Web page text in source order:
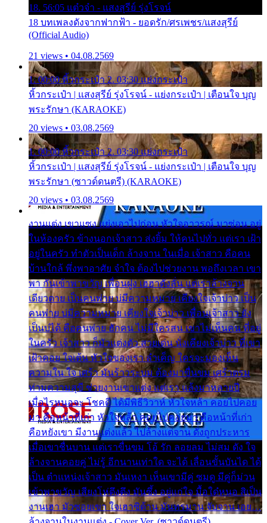
18. 56:05 แต๋วจ๋า - แสงสุรีย์ รุ่งโรจน์
18 บทเพลงดังจากฟากฟ้า - ยอดรัก/ศรเพชร/แสงสุรีย์
(Official Audio)
21 views • 04.08.2569
1. 00:00 หิ้วกระเป๋า 2. 03:30 แย่งกระเป๋า
หิ้วกระเป๋า | แสงสุรีย์ รุ่งโรจน์ - แย่งกระเป๋า | เตือนใจ บุญ
พระรักษา (KARAOKE)
20 views • 03.08.2569
1. 00:00 หิ้วกระเป๋า 2. 03:30 แย่งกระเป๋า
หิ้วกระเป๋า | แสงสุรีย์ รุ่งโรจน์ - แย่งกระเป๋า | เตือนใจ บุญ
พระรักษา (ซาวด์ดนตรี) (KARAOKE)
20 views • 03.08.2569
งานแต่ง เขาแซง แย่งเอาไปก่อน หัวใจอาวรณ์ มาซ่อน อยู่
ในห้องครัว ข้างนอกเจ้าสาว ส่งยิ้ม ให้คนไปทั่ว แต่เรา เฝ้า
อยู่ในครัว ทำตัวเป็นเด็ก ล้างจาน ในเมื่อ เจ้าสาว คือคน
บ้านใกล้ พึ่งพาอาศัย จำใจ ต้องไปช่วยงาน พอถึงเวลา เขา
พา กันเข้าพาขวัญ เพื่อนฝูง เฮฮาดังลั่น แต่เราล้างจาน
เดียวดาย เป็นคนพ่าย บ่มีความหมาย เคียงใจเจ้าบ่าว เป็น
คนพ่าย บ่มีความหมาย เคียงใจเจ้าบ่าว เพื่อนเจ้าสาว ยัง
เป็นบ่ได้ คือคนพ่าย ฮักคน ไม่มีใครสน เขาไม่เห็นคน ที่อยู่
ในครัว เจ้าสาว ก็มัวแต่งตัว สวยเด่น นั่งเคียงเจ้าบ่าว ที่เขา
เฝ้าคอย ใจเต้น หัวใจของเรา ลำเค็ญ ใครจะมองเห็น
ความใน ใจ เศร้า มันร้าวระบม ต้องมาขื่นขม เศร้าตรม
ท่ามความสุขี ช่วยงานเขาแต่ง แต่เรา แล้งมาหลายปี
เมื่อไรหนอจะ โชคดี ได้มีพิธีวิวาห์ หัวใจหล้า คอยไปคอย
มา คือหน้าที่เก่า หัวใจหล้า คอยไปคอยมา คือหน้าที่เก่า
คือหยังเขา มีงานแต่งแล้ว ไปล้างแต่จาน ดั่งถูกประหาร
เมื่อเขาชื่นบาน แต่เราขื่นขม โอ้ รัก ลอยลม ไม่สม ดัง ใจ
ล้างจานคอยคู่ ไม่รู้ อีกนานเท่าใด จะได้ เลื่อนขั้นบันได ได้
เป็น ตำแหน่งเจ้าสาว มันเหงา เห็นเขามีคู่ ซมดู มีคู่ก็ม่วน
เข้าพาขวัญ เสียงโห่ตึงตึง มันซึ้ง อยู่แก่ใจ มื้อใด๋หนอ สิเป็น
งานเฮา มัวซอยเขา ใจเฮาซิด้าน มันทรมาน จับจาน เอย…